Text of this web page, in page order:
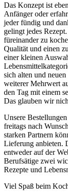
Das Konzept ist
Anfänger oder
jeder fündig und
gelingt jedes
füreinander zu
Qualität und einen
einer kleinen
sich alten und
weiterer Mehrwert
den Tag mit einem
Das glauben wir
Unsere
freitags nach
starken Partnern
Lieferung anbieten.
entweder auf der
Berufsätige zwei
Rezepte und
Viel Spaß beim